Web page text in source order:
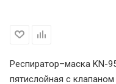
Респиратор–маска KN-
пятислойная с клапаном